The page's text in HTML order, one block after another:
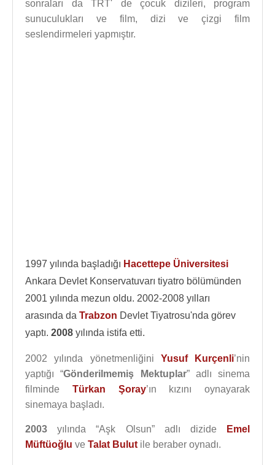
sonraları da TRT' de çocuk dizileri, program
sunuculukları ve film, dizi ve çizgi film
seslendirmeleri yapmıştır.
1997 yılında başladığı Hacettepe Üniversitesi
Ankara Devlet Konservatuvarı tiyatro bölümünden
2001 yılında mezun oldu. 2002-2008 yılları
arasında da Trabzon Devlet Tiyatrosu'nda görev
yaptı. 2008 yılında istifa etti.
2002 yılında yönetmenliğini Yusuf Kurçenli’nin
yaptığı “Gönderilmemiş Mektuplar” adlı sinema
filminde Türkan Şoray’ın kızını oynayarak
sinemaya başladı.
2003 yılında “Aşk Olsun” adlı dizide
Emel
Müftüoğlu ve Talat Bulut ile beraber oynadı.